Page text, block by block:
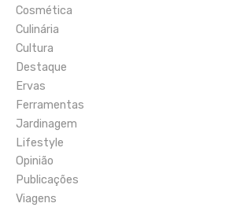
Cosmética
Culinária
Cultura
Destaque
Ervas
Ferramentas
Jardinagem
Lifestyle
Opinião
Publicações
Viagens